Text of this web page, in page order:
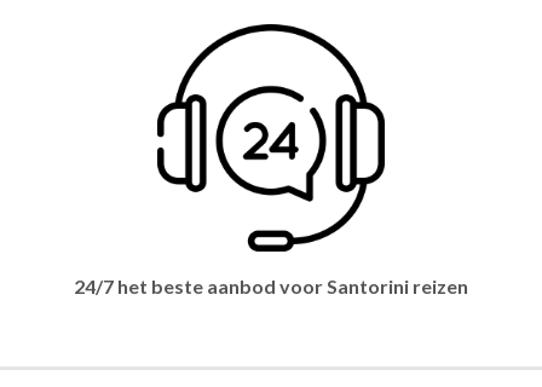
24/7 het beste aanbod voor Santorini reizen